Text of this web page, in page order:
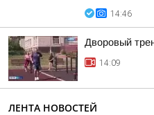
14:46
Дворовый
14:09
ЛЕНТА НОВОСТЕЙ